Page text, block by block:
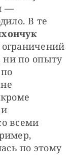
—
В те
Олег Тихончук
ни по опыту
всеми
по этому